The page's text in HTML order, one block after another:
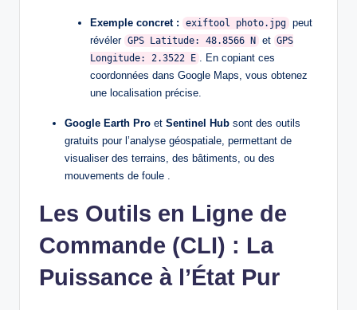
Exemple concret : exiftool photo.jpg peut
révéler GPS Latitude: 48.8566 N et GPS
Longitude: 2.3522 E
. En copiant ces
coordonnées dans Google Maps, vous obtenez
une localisation précise.
Google Earth Pro et Sentinel Hub sont des outils
gratuits pour l’analyse géospatiale, permettant de
visualiser des terrains, des bâtiments, ou des
mouvements de foule .
Les Outils en Ligne de
Commande (CLI) : La
Puissance à l’État Pur